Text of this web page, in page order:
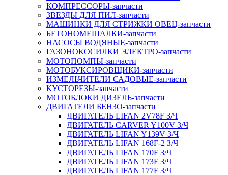
КОМПРЕССОРЫ-запчасти
ЗВЕЗДЫ ДЛЯ ПИЛ-запчасти
МАШИНКИ ДЛЯ СТРИЖКИ ОВЕЦ-запчасти
БЕТОНОМЕШАЛКИ-запчасти
НАСОСЫ ВОДЯНЫЕ-запчасти
ГАЗОНОКОСИЛКИ ЭЛЕКТРО-запчасти
МОТОПОМПЫ-запчасти
МОТОБУКСИРОВЩИКИ-запчасти
ИЗМЕЛЬЧИТЕЛИ САДОВЫЕ-запчасти
КУСТОРЕЗЫ-запчасти
МОТОБЛОКИ ДИЗЕЛЬ-запчасти
ДВИГАТЕЛИ БЕНЗО-запчасти
ДВИГАТЕЛЬ LIFAN 2V78F З/Ч
ДВИГАТЕЛЬ CARVER Y100V З/Ч
ДВИГАТЕЛЬ LIFAN Y139V З/Ч
ДВИГАТЕЛЬ LIFAN 168F-2 З/Ч
ДВИГАТЕЛЬ LIFAN 170F З/Ч
ДВИГАТЕЛЬ LIFAN 173F З/Ч
ДВИГАТЕЛЬ LIFAN 177F З/Ч